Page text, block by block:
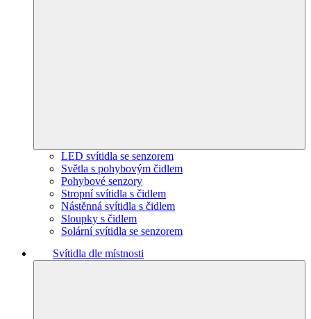
LED svítidla se senzorem
Světla s pohybovým čidlem
Pohybové senzory
Stropní svítidla s čidlem
Nástěnná svítidla s čidlem
Sloupky s čidlem
Solární svítidla se senzorem
Svítidla dle místnosti